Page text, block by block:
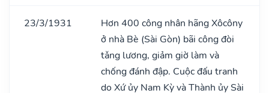
23/3/1931
Hơn 400 công nhân hãng Xôcôny
ở nhà Bè (Sài Gòn) bãi công đòi
tǎng lương, giảm giờ làm và
chống đánh đập. Cuộc đấu tranh
do Xứ ủy Nam Kỳ và Thành ủy Sài